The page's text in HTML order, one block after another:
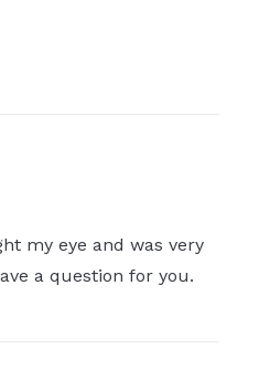
my eye and was very
a question for you.